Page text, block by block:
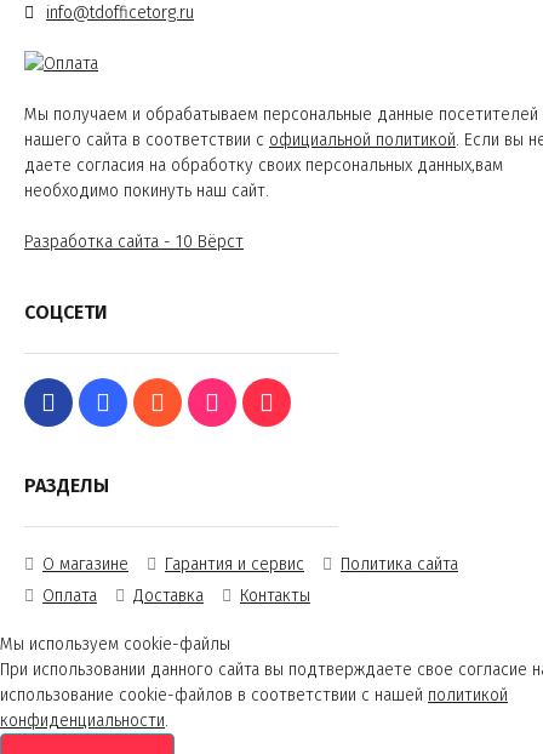
info@tdofficetorg.ru
Мы получаем и обрабатываем персональные данные посетителей
нашего сайта в соответствии с официальной политикой. Если вы
даете согласия на обработку своих персональных данных,вам
необходимо покинуть наш сайт.
Разработка сайта - 10 Вёрст
СОЦСЕТИ
РАЗДЕЛЫ
О магазине Гарантия и сервис
Политика сайта
Оплата
Доставка Контакты
Мы используем cookie-файлы
При использовании данного сайта вы подтверждаете свое согласие
использование cookie-файлов в соответствии с нашей политикой
конфиденциальности.